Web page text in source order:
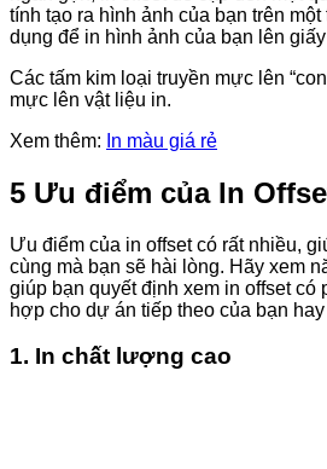
tính tạo ra hình ảnh của bạn trên
dụng để in hình ảnh của bạn lên
Các tấm kim loại truyền mực lên
mực lên vật liệu in.
Xem thêm: In màu giá rẻ
5 Ưu điểm của In
Ưu điểm của in offset có rất nhiều,
cùng mà bạn sẽ hài lòng. Hãy xem
giúp bạn quyết định xem in offset
hợp cho dự án tiếp theo của bạn
1. In chất lượng cao